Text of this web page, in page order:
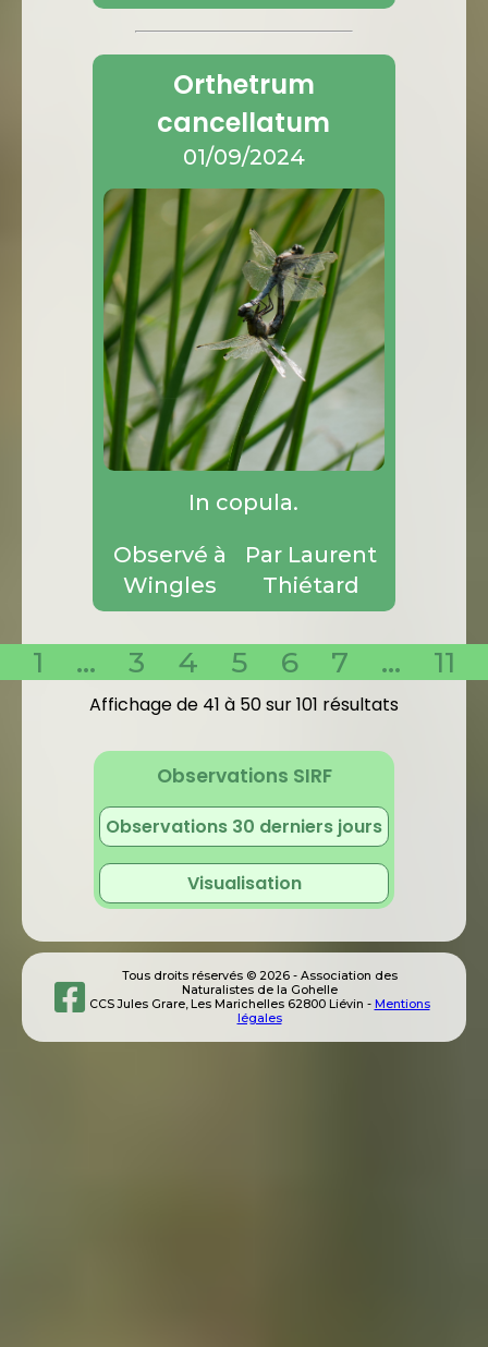
Orthetrum
cancellatum
01/09/2024
In copula.
Observé à
Wingles
Par Laurent
Thiétard
1 ... 3 4 5 6 7 ... 11
Affichage de 41 à 50 sur 101 résultats
Observations SIRF
Observations 30 derniers jours
Visualisation
Tous droits réservés © 2026 - Association des
Naturalistes de la Gohelle
CCS Jules Grare, Les Marichelles 62800 Liévin - Mentions
légales